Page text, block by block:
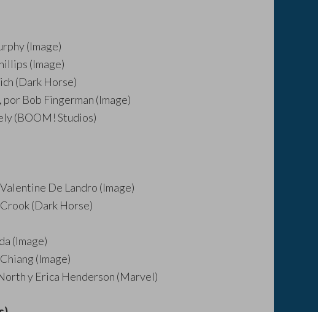
(Image)
(Image)
(Dark Horse)
por Bob Fingerman (Image)
(BOOM! Studios)
De Landro (Image)
(Dark Horse)
(Image)
(Image)
y Erica Henderson (Marvel)